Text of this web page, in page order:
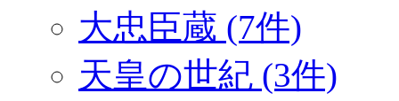
大忠臣蔵 (7件)
天皇の世紀 (3件)